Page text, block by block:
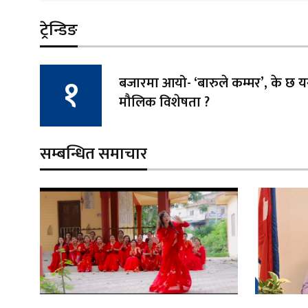
ट्रेन्डिङ
बजारमा आयो- ‘बारुले कम्मर’, के छ
मौलिक विशेषता ?
सम्बन्धित समाचार